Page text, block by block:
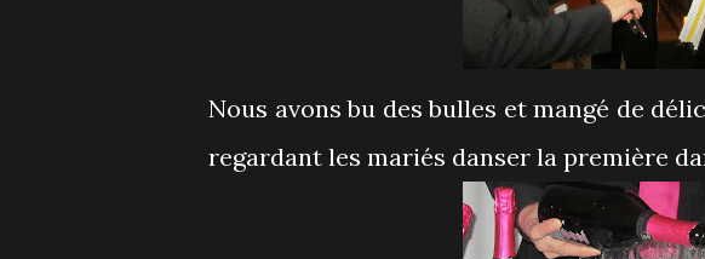
Nous avons bu des bulles et mangé de
regardant les mariés danser la première